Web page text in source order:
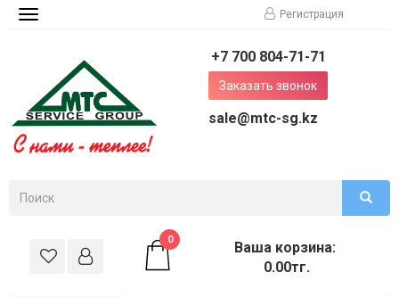
Toggle
Регистрация
+7 700 804-71-71
Заказать звонок
sale@mtc-sg.kz
0
Ваша корзина:
0.00тг.